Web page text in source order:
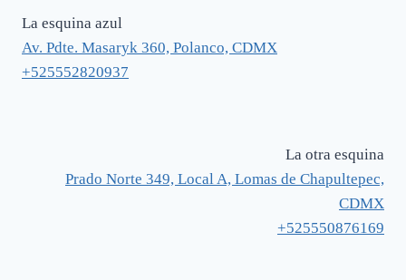
La esquina azul
Av. Pdte. Masaryk 360, Polanco, CDMX
+525552820937
La otra esquina
Prado Norte 349, Local A, Lomas de Chapultepec,
CDMX
+525550876169